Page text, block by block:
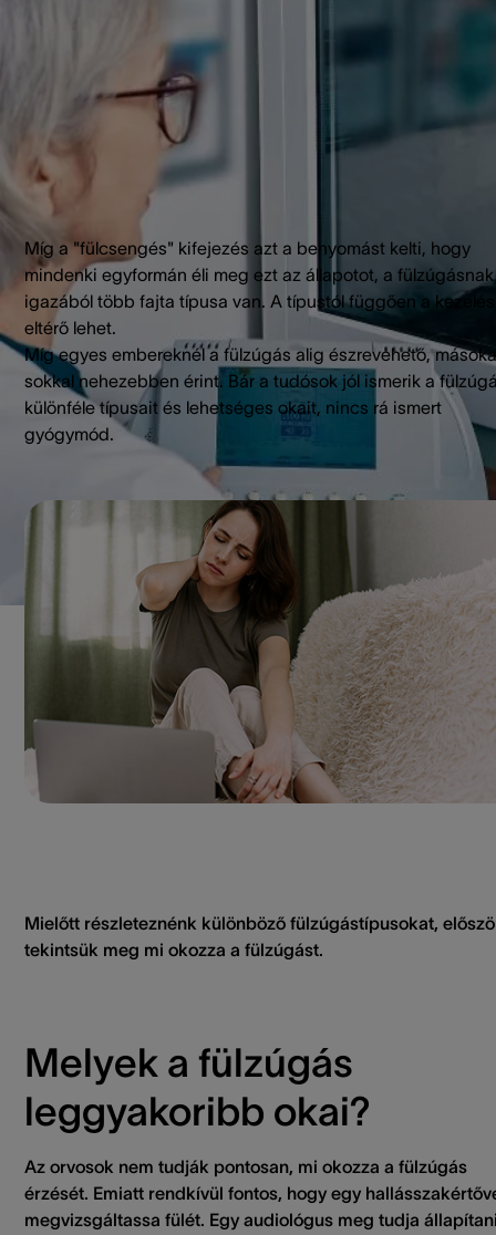
át. Bár bonyolult pontosan megmondani, pontosan hányan
tapasztalnak alkalmi vagy hosszan tartó csengést vagy
Míg a "fülcsengés" kifejezés azt a benyomást kelti, hogy
mindenki egyformán éli meg ezt az állapotot, a fülzúgásnak
igazából több fajta típusa van. A típustól függően a kezelés
eltérő lehet.
Míg egyes embereknél a fülzúgás alig észrevehető,
sokkal nehezebben érint. Bár a tudósok jól ismerik a
különféle típusait és lehetséges okait, nincs rá ismert
gyógymód.
Mielőtt részleteznénk különböző fülzúgástípusokat,
tekintsük meg mi okozza a fülzúgást.
Melyek a fülzúgás
leggyakoribb okai?
Az orvosok nem tudják pontosan, mi okozza a fülzúgás
érzését. Emiatt rendkívül fontos, hogy egy
megvizsgáltassa fülét. Egy audiológus meg tudja